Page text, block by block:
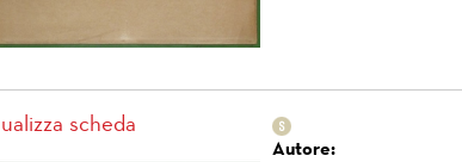
scheda
Autore: